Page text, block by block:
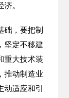
。
，要把制
坚定不移建
重大技术装
推动制造业
适应和引